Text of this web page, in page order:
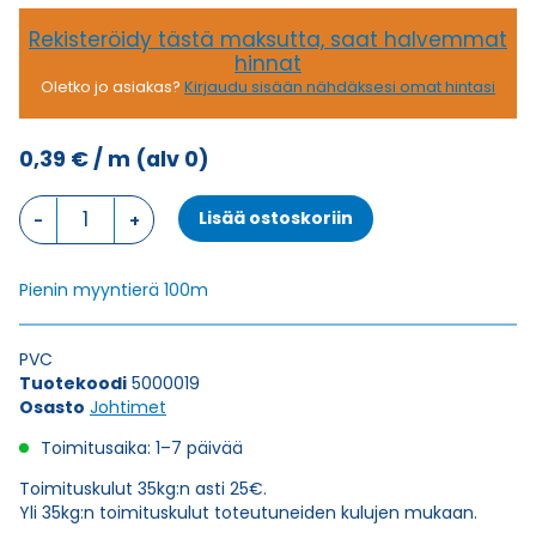
Rekisteröidy tästä maksutta, saat halvemmat
hinnat
Oletko jo asiakas? Kirjaudu sisään nähdäksesi omat hintasi
0,39 €/ m (alv 0)
Johdin
H05V-
VALKOSININEN
1X0,5
määrä
Lisää ostoskoriin
Pienin myyntierä 100m
PVC
Tuotekoodi 5000019
Osasto Johtimet
Toimitusaika: 1–7 päivää
Toimituskulut 35kg:n asti 25€.
Yli 35kg:n toimituskulut toteutuneiden kulujen mukaan.